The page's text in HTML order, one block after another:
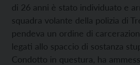
di 26 anni è stato individuato e
squadra volante della polizia di
pendeva un ordine di
legati allo spaccio di sostanza
Condotto in questura, ha